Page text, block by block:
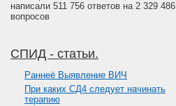
написали 511 756 ответов на 2 329 486
вопросов
СПИД - статьи.
Paннеё Выявление ВИЧ
При каких СД4 следует начинать
терапию